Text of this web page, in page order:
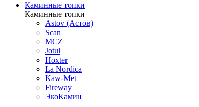
Каминные топки
Каминные топки
Astov (Астов)
Scan
MCZ
Jotul
Hoxter
La Nordica
Kaw-Met
Fireway
ЭкоКамин